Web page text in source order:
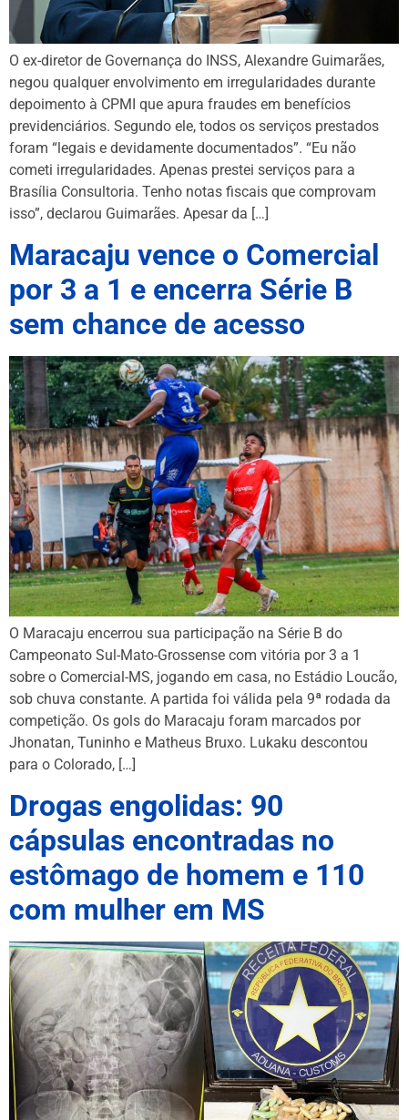
O ex-diretor de Governança do INSS, Alexandre Guimarães,
negou qualquer envolvimento em irregularidades durante
depoimento à CPMI que apura fraudes em benefícios
previdenciários. Segundo ele, todos os serviços prestados
foram “legais e devidamente documentados”. “Eu não
cometi irregularidades. Apenas prestei serviços para a
Brasília Consultoria. Tenho notas fiscais que comprovam
isso”, declarou Guimarães. Apesar da […]
Maracaju vence o Comercial
por 3 a 1 e encerra Série B
sem chance de acesso
O Maracaju encerrou sua participação na Série B do
Campeonato Sul-Mato-Grossense com vitória por 3 a 1
sobre o Comercial-MS, jogando em casa, no Estádio Loucão,
sob chuva constante. A partida foi válida pela 9ª rodada da
competição. Os gols do Maracaju foram marcados por
Jhonatan, Tuninho e Matheus Bruxo. Lukaku descontou
para o Colorado, […]
Drogas engolidas: 90
cápsulas encontradas no
estômago de homem e 110
com mulher em MS